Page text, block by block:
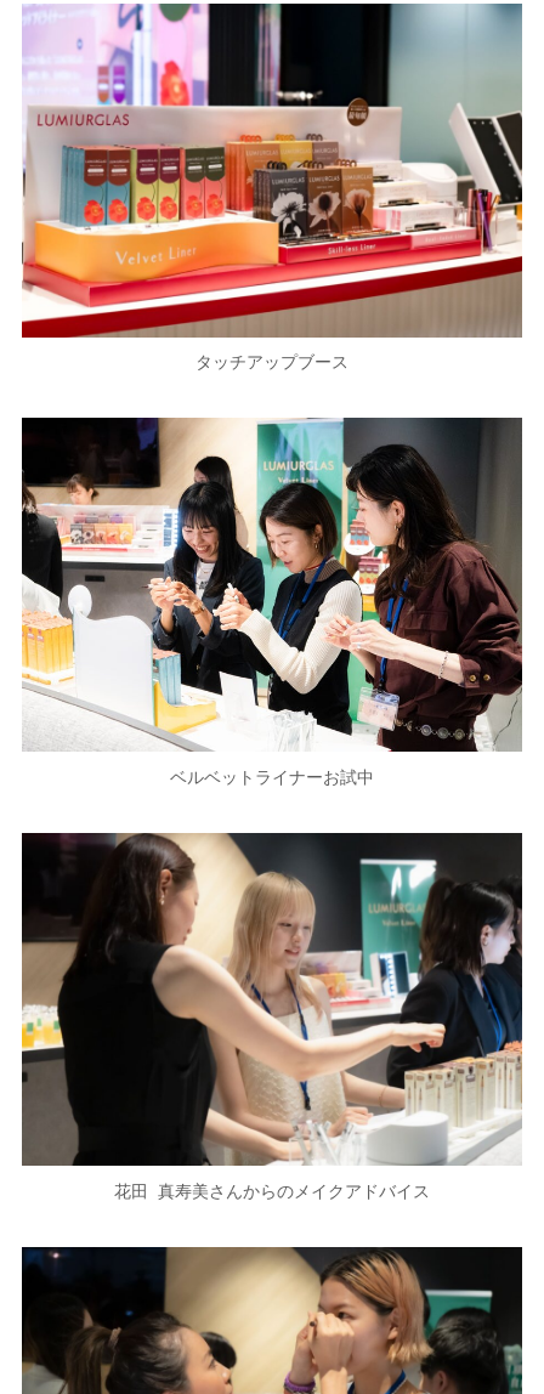
タッチアップブース
ベルベットライナーお試中
花田 真寿美さんからのメイクアドバイス